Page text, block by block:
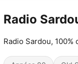
Radio
Radio Sardou,